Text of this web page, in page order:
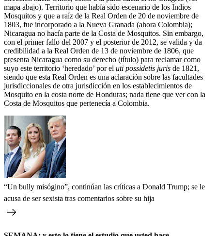
mapa abajo). Territorio que había sido escenario de los Indios
Mosquitos y que a raíz de la Real Orden de 20 de noviembre de
1803, fue incorporado a la Nueva Granada (ahora Colombia);
Nicaragua no hacía parte de la Costa de Mosquitos. Sin embargo,
con el primer fallo del 2007 y el posterior de 2012, se valida y da
credibilidad a la Real Orden de 13 de noviembre de 1806, que
presenta Nicaragua como su derecho (título) para reclamar como
suyo este territorio ‘heredado’ por el uti possidetis juris de 1821,
siendo que esta Real Orden es una aclaración sobre las facultades
jurisdiccionales de otra jurisdicción en los establecimientos de
Mosquito en la costa norte de Honduras; nada tiene que ver con la
Costa de Mosquitos que pertenecía a Colombia.
“Un bully misógino”, continúan las críticas a Donald Trump; se le
acusa de ser sexista tras comentarios sobre su hija